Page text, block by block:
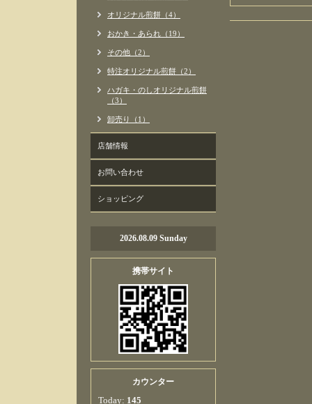
オリジナル煎餅（4）
おかき・あられ（19）
その他（2）
特注オリジナル煎餅（2）
ハガキ・のしオリジナル煎餅
（3）
卸売り（1）
店舗情報
お問い合わせ
ショッピング
2026.08.09 Sunday
携帯サイト
カウンター
Today: 145